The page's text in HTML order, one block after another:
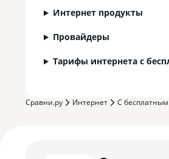
Интернет продукты
Провайдеры
Тарифы интернета с
Сравни.ру Интернет С